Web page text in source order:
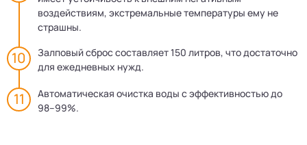
воздействиям, экстремальные температуры ему не
страшны.
Залповый сброс составляет 150 литров, что достаточно
для ежедневных нужд.
Автоматическая очистка воды с эффективностью до
98–99%.